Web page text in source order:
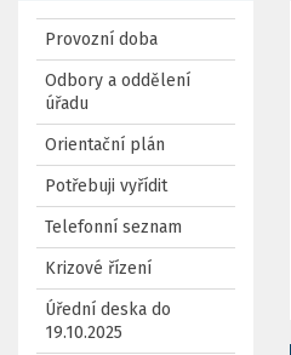
Provozní doba
Odbory a oddělení
úřadu
Orientační plán
Potřebuji vyřídit
Telefonní seznam
Krizové řízení
Úřední deska do
19.10.2025